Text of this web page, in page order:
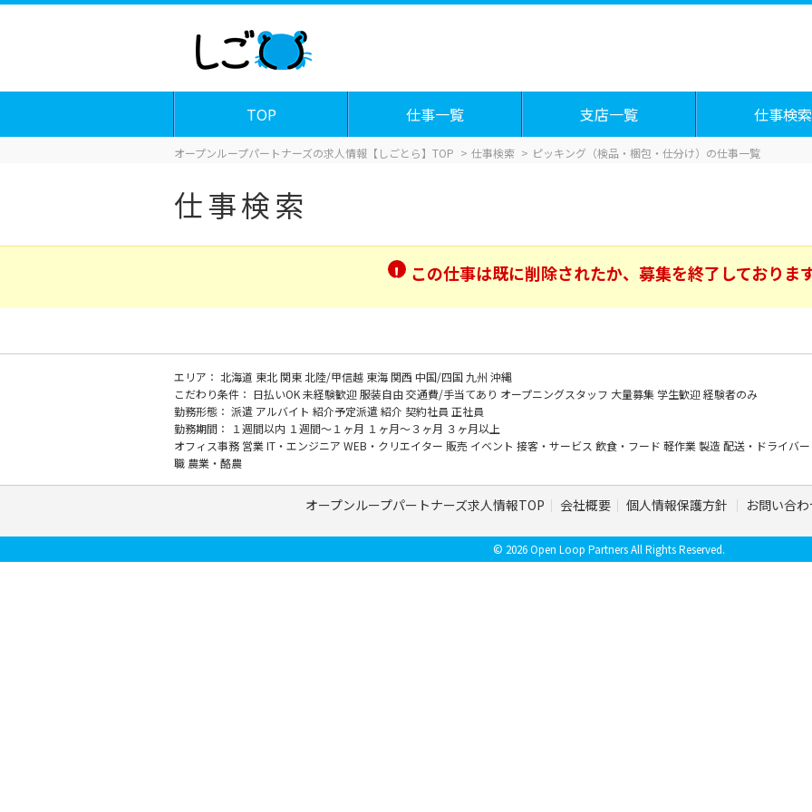
TOP 仕事一覧 支店一覧 仕事検索
オープンループパートナーズの求人情報【しごとら】TOP 仕事検索 ピッキング（検品・梱包・仕分け）の仕事一覧
仕事検索
この仕事は既に削除されたか、募集を終了しております
エリア： 北海道 東北関東北陸/甲信越 東海関西 中国/四国九州 沖縄
こだわり条件： 日払いOK未経験歓迎服装自由交通費/手当てあり オープニングスタッフ 大量募集 学生歓迎経験者のみ
勤務形態： 派遣 アルバイト 紹介予定派遣紹介 契約社員 正社員
勤務期間：
１週間以内 １週間～１ヶ月 １ヶ月～３ヶ月 ３ヶ月以上
オフィス事務 営業IT・エンジニア WEB・クリエイター 販売 イベント 接客・サービス 飲食・フード 軽作業製造配送・ドライバー
職 農業・酪農
オープンループパートナーズ求人情報TOP 会社概要 個人情報保護方針 お問い合わ
© 2026 Open Loop Partners All Rights Reserved.